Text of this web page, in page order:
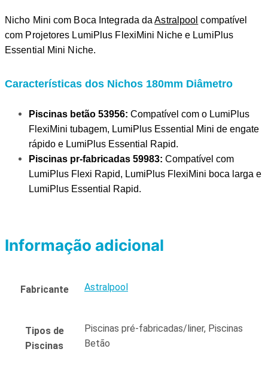
Nicho Mini com Boca Integrada da Astralpool compatível
com Projetores LumiPlus FlexiMini Niche e LumiPlus
Essential Mini Niche.
Características dos Nichos 180mm Diâmetro
Piscinas betão 53956: Compatível com o LumiPlus
FlexiMini tubagem, LumiPlus Essential Mini de engate
rápido e LumiPlus Essential Rapid.
Piscinas pr-fabricadas 59983: Compatível com
LumiPlus Flexi Rapid, LumiPlus FlexiMini boca larga e
LumiPlus Essential Rapid.
Informação adicional
Fabricante Astralpool
Tipos de
Piscinas
Piscinas pré-fabricadas/liner, Piscinas
Betão